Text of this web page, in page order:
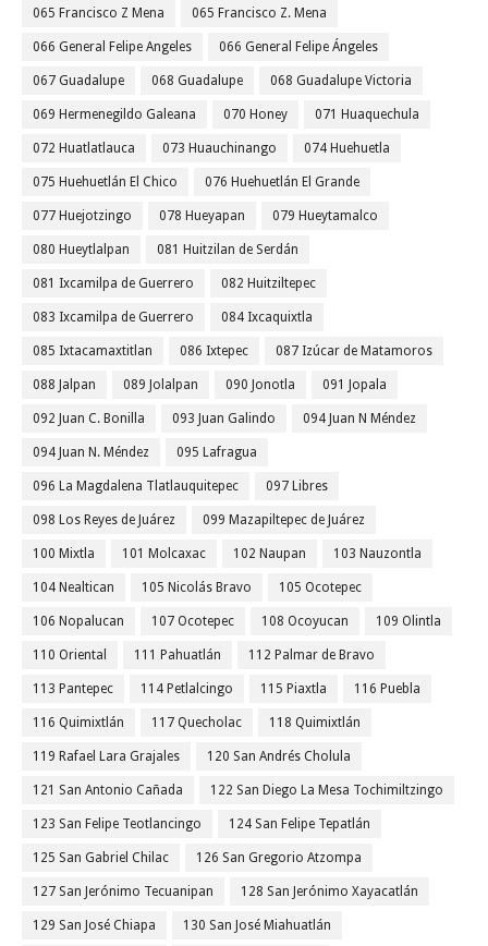
065 Francisco Z Mena 065 Francisco Z. Mena
066 General Felipe Angeles 066 General Felipe Ángeles
067 Guadalupe 068 Guadalupe 068 Guadalupe Victoria
069 Hermenegildo Galeana 070 Honey 071 Huaquechula
072 Huatlatlauca 073 Huauchinango 074 Huehuetla
075 Huehuetlán El Chico 076 Huehuetlán El Grande
077 Huejotzingo 078 Hueyapan 079 Hueytamalco
080 Hueytlalpan 081 Huitzilan de Serdán
081 Ixcamilpa de Guerrero 082 Huitziltepec
083 Ixcamilpa de Guerrero 084 Ixcaquixtla
085 Ixtacamaxtitlan 086 Ixtepec 087 Izúcar de Matamoros
088 Jalpan 089 Jolalpan 090 Jonotla 091 Jopala
092 Juan C. Bonilla 093 Juan Galindo 094 Juan N Méndez
094 Juan N. Méndez 095 Lafragua
096 La Magdalena Tlatlauquitepec 097 Libres
098 Los Reyes de Juárez 099 Mazapiltepec de Juárez
100 Mixtla 101 Molcaxac 102 Naupan 103 Nauzontla
104 Nealtican 105 Nicolás Bravo 105 Ocotepec
106 Nopalucan 107 Ocotepec 108 Ocoyucan 109 Olintla
110 Oriental 111 Pahuatlán 112 Palmar de Bravo
113 Pantepec 114 Petlalcingo 115 Piaxtla 116 Puebla
116 Quimixtlán 117 Quecholac 118 Quimixtlán
119 Rafael Lara Grajales 120 San Andrés Cholula
121 San Antonio Cañada 122 San Diego La Mesa Tochimiltzingo
123 San Felipe Teotlancingo 124 San Felipe Tepatlán
125 San Gabriel Chilac 126 San Gregorio Atzompa
127 San Jerónimo Tecuanipan 128 San Jerónimo Xayacatlán
129 San José Chiapa 130 San José Miahuatlán